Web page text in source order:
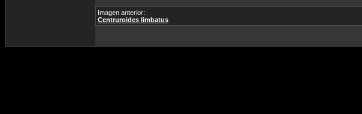
Imagen anterior:
Centruroides limbatus